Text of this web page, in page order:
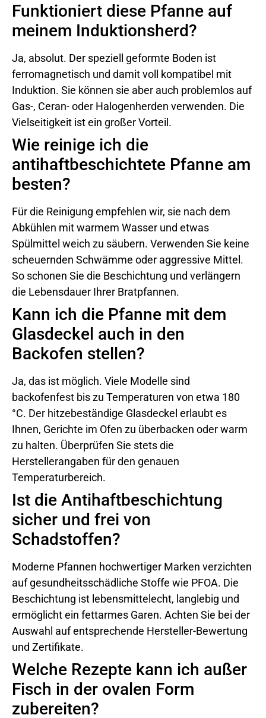
Funktioniert diese Pfanne auf
meinem Induktionsherd?
Ja, absolut. Der speziell geformte Boden ist
ferromagnetisch und damit voll kompatibel mit
Induktion. Sie können sie aber auch problemlos auf
Gas-, Ceran- oder Halogenherden verwenden. Die
Vielseitigkeit ist ein großer Vorteil.
Wie reinige ich die
antihaftbeschichtete Pfanne am
besten?
Für die Reinigung empfehlen wir, sie nach dem
Abkühlen mit warmem Wasser und etwas
Spülmittel weich zu säubern. Verwenden Sie keine
scheuernden Schwämme oder aggressive Mittel.
So schonen Sie die Beschichtung und verlängern
die Lebensdauer Ihrer Bratpfannen.
Kann ich die Pfanne mit dem
Glasdeckel auch in den
Backofen stellen?
Ja, das ist möglich. Viele Modelle sind
backofenfest bis zu Temperaturen von etwa 180
°C. Der hitzebeständige Glasdeckel erlaubt es
Ihnen, Gerichte im Ofen zu überbacken oder warm
zu halten. Überprüfen Sie stets die
Herstellerangaben für den genauen
Temperaturbereich.
Ist die Antihaftbeschichtung
sicher und frei von
Schadstoffen?
Moderne Pfannen hochwertiger Marken verzichten
auf gesundheitsschädliche Stoffe wie PFOA. Die
Beschichtung ist lebensmittelecht, langlebig und
ermöglicht ein fettarmes Garen. Achten Sie bei der
Auswahl auf entsprechende Hersteller-Bewertung
und Zertifikate.
Welche Rezepte kann ich außer
Fisch in der ovalen Form
zubereiten?